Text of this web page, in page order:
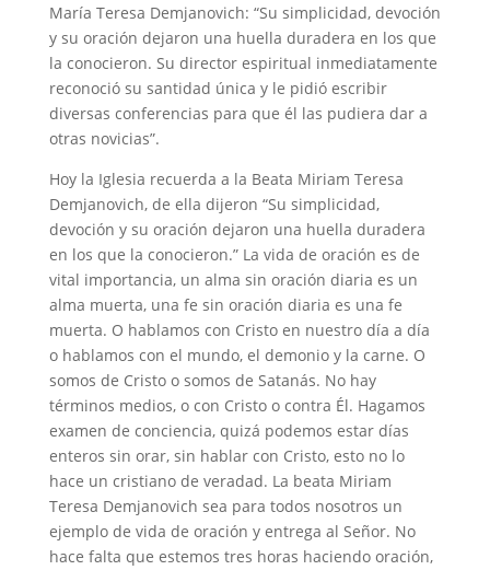
María Teresa Demjanovich: “Su simplicidad, devoción
y su oración dejaron una huella duradera en los que
la conocieron. Su director espiritual inmediatamente
reconoció su santidad única y le pidió escribir
diversas conferencias para que él las pudiera dar a
otras novicias”.
Hoy la Iglesia recuerda a la Beata Miriam Teresa
Demjanovich, de ella dijeron “Su simplicidad,
devoción y su oración dejaron una huella duradera
en los que la conocieron.” La vida de oración es de
vital importancia, un alma sin oración diaria es un
alma muerta, una fe sin oración diaria es una fe
muerta. O hablamos con Cristo en nuestro día a día
o hablamos con el mundo, el demonio y la carne. O
somos de Cristo o somos de Satanás. No hay
términos medios, o con Cristo o contra Él. Hagamos
examen de conciencia, quizá podemos estar días
enteros sin orar, sin hablar con Cristo, esto no lo
hace un cristiano de veradad. La beata Miriam
Teresa Demjanovich sea para todos nosotros un
ejemplo de vida de oración y entrega al Señor. No
hace falta que estemos tres horas haciendo oración,